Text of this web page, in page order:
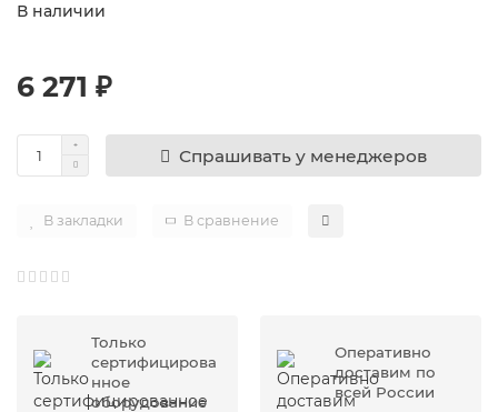
В наличии
6 271 ₽
Спрашивать у менеджеров
В закладки В сравнение
Только
сертифицирова
нное
оборудование
Оперативно
доставим по
всей России